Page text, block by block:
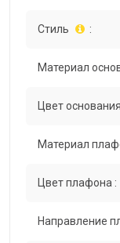
Стиль :
Материал
Цвет
Материал
Цвет плафона :
Направление